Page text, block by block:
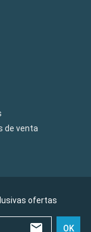
de venta
ofertas
OK